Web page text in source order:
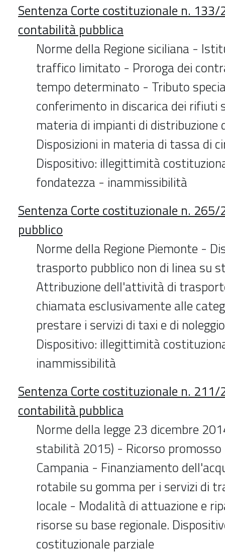
Sentenza Corte costituzionale n.
contabilità pubblica
Norme della Regione siciliana -
traffico limitato - Proroga dei
tempo determinato - Tributo
conferimento in discarica dei rifiuti
materia di impianti di distribuzione
Disposizioni in materia di tassa di
Dispositivo: illegittimità
fondatezza - inammissibilità
Sentenza Corte costituzionale n.
pubblico
Norme della Regione Piemonte -
trasporto pubblico non di linea su
Attribuzione dell'attività di
chiamata esclusivamente alle
prestare i servizi di taxi e di
Dispositivo: illegittimità
inammissibilità
Sentenza Corte costituzionale n.
contabilità pubblica
Norme della legge 23 dicembre
stabilità 2015) - Ricorso promosso
Campania - Finanziamento
rotabile su gomma per i servizi di
locale - Modalità di attuazione e
risorse su base regionale.
costituzionale parziale